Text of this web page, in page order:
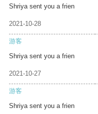
Shriya sent you a frien
2021-10-28
游客
Shriya sent you a frien
2021-10-27
游客
Shriya sent you a frien